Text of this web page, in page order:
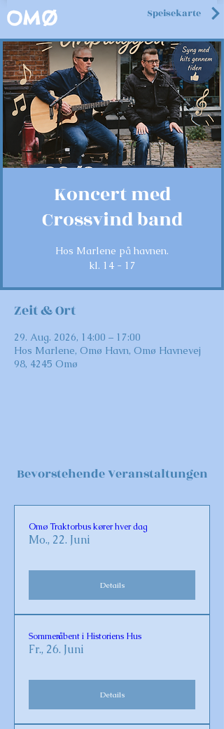
Speisekarte
OMØ
Koncert med
Crossvind band
Hos Marlene på havnen.
kl. 14 - 17
Zeit & Ort
29. Aug. 2026, 14:00 – 17:00
Hos Marlene, Omø Havn, Omø Havnevej
98, 4245 Omø
Bevorstehende Veranstaltungen
Omø Traktorbus kører hver dag
Mo., 22. Juni
Details
Sommeråbent i Historiens Hus
Fr., 26. Juni
Details